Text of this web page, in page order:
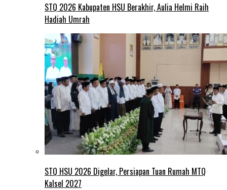
STQ 2026 Kabupaten HSU Berakhir, Aulia Helmi Raih
Hadiah Umrah
STQ HSU 2026 Digelar, Persiapan Tuan Rumah MTQ
Kalsel 2027